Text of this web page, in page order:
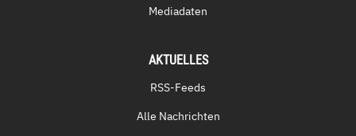
Mediadaten
AKTUELLES
RSS-Feeds
Alle Nachrichten